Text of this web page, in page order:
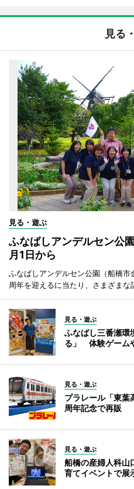
見る
見る・遊ぶ
ふなばしアンデルセン
月1日から
ふなばしアンデルセン公園（船橋
周年を迎えるに当たり、さまざまな
見る・遊ぶ
ふなばし三番瀬環
る」 体験ゲーム
見る・遊ぶ
プラレール「東
周年記念で再販
見る・遊ぶ
船橋の産婦人科
育てイベントで展